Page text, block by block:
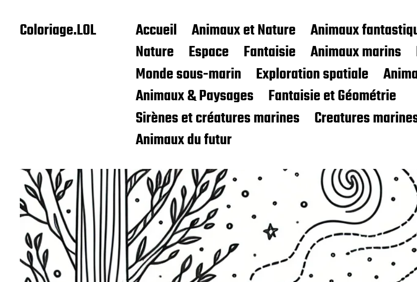
Coloriage.LOL Accueil Animaux et Nature Animaux
Nature
Espace Fantaisie Animaux marins
Monde sous-marin
Exploration spatiale
Animaux & Paysages
Fantaisie et Géométrie
Sirènes et créatures marines
Creatures
Animaux du futur